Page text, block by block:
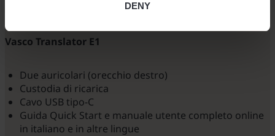
DENY
in italiano e in altre lingue.
Vasco Translator E1
Due auricolari (orecchio destro)
Custodia di ricarica
Cavo USB tipo-C
Guida Quick Start e manuale utente completo online
in italiano e in altre lingue